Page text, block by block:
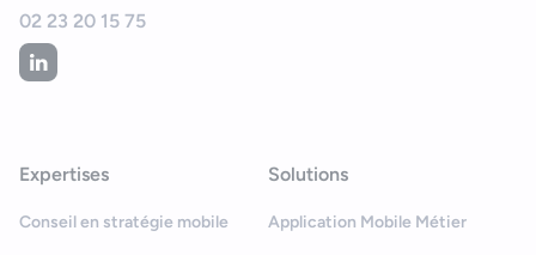
02 23 20 15 75
Expertises
Conseil en stratégie mobile
Solutions
Application Mobile Métier